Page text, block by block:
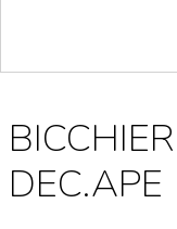
DEC.APE